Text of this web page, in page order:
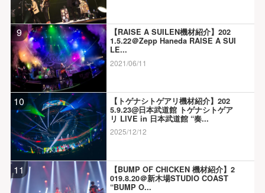
9
【RAISE A SUILEN機材紹介】202
1.5.22＠Zepp Haneda RAISE A SUI
LE...
2021/06/11
10
【トゲナシトゲアリ機材紹介】202
5.9.23@日本武道館 トゲナシトゲア
リ LIVE in 日本武道館 “奏...
2025/12/12
11
【BUMP OF CHICKEN 機材紹介】2
019.8.20＠新木場STUDIO COAST
“BUMP O...